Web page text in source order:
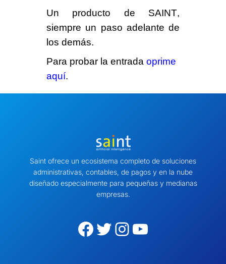
Un producto de SAINT,
siempre un paso adelante de
los demás.
Para probar la entrada oprime
aquí.
Saint ofrece un ecosistema completo de soluciones
administrativas, contables, de pagos y en la nube
diseñado especialmente para pequeñas y medianas
empresas.
Facebook Twitter Instagram YouTube